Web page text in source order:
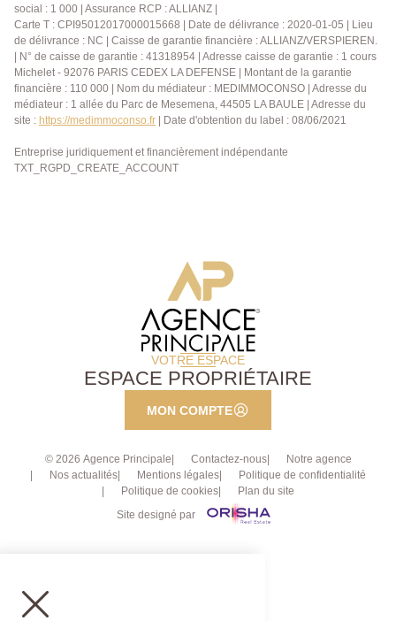
social : 1 000 | Assurance RCP : ALLIANZ |
Carte T : CPI95012017000015668 | Date de délivrance : 2020-01-05 | Lieu
de délivrance : NC | Caisse de garantie financière : ALLIANZ/VERSPIEREN.
| N° de caisse de garantie : 41318954 | Adresse caisse de garantie : 1 cours
Michelet - 92076 PARIS CEDEX LA DEFENSE | Montant de la garantie
financière : 110 000 | Nom du médiateur : MEDIMMOCONSO | Adresse du
médiateur : 1 allée du Parc de Mesemena, 44505 LA BAULE | Adresse du
site : https://medimmoconso.fr | Date d'obtention du label : 08/06/2021
Entreprise juridiquement et financièrement indépendante
TXT_RGPD_CREATE_ACCOUNT
VOTRE ESPACE
ESPACE PROPRIÉTAIRE
MON COMPTE
© 2026 Agence Principale Contactez-nous
Notre agence
Nos actualités
Mentions légales
Politique de confidentialité
Politique de cookies
Plan du site
Site designé par